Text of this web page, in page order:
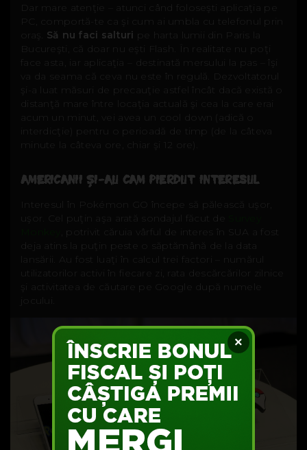
×
Dar mare atenţie – atunci când foloseşti aplicaţia pe
PC, comportă-te ca şi cum ai umbla cu telefonul prin
Să nu faci salturi pe harta lumii din Paris la
Bucureşti, că doar nu eşti Flash. În realitate nu poţi
face asta, iar aplicaţia – destinată mersului la pas – îşi
va da seama că ceva nu este în regulă. Dezvoltatorul
şi-a luat măsuri de precauţie astfel încât dacă există o
distanţă mare între locaţia actuală şi cea la care erai
acum un minut, vei avea un cool down (adică o
interdicţie) pentru o perioadă de timp (de la câteva
minute la câteva ore, chiar şi 12 ore).
AMERICANII ŞI-AU CAM PIERDUT INTERESUL
Interesul în Pokémon GO începe să pălească uşor,
uşor. Cel puţin aşa arată sondajul făcut de
, potrivit căruia vârful de interes în SUA a fost
deja atins la puţin peste o săptămână de la data
lansării. Au fost luaţi în calcul trei factori – numărul
utilizatorilor activi în fiecare zi, rata descărcărilor zilnice
şi activitatea de căutare pe Google după numele